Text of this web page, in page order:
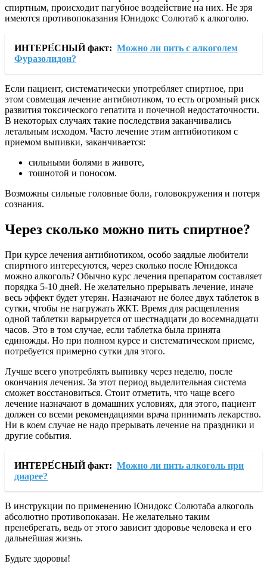
спиртным, происходит пагубное воздействие на них. Не зря
имеются противопоказания Юнидокс Солютаб к алкоголю.
ИНТЕРЕ́СНЫЙ факт: Можно ли пить с алкоголем
Фуразолидон?
Если пациент, систематически употребляет спиртное, при
этом совмещая лечение антибиотиком, то есть огромный риск
развития токсического гепатита и почечной недостаточности.
В некоторых случаях такие последствия заканчивались
летальным исходом. Часто лечение этим антибиотиком с
приемом выпивки, заканчивается:
сильными болями в животе,
тошнотой и поносом.
Возможны сильные головные боли, головокружения и потеря
сознания.
Через сколько можно пить спиртное?
При курсе лечения антибиотиком, особо заядлые любители
спиртного интересуются, через сколько после Юнидокса
можно алкоголь? Обычно курс лечения препаратом составляет
порядка 5-10 дней. Не желательно прерывать лечение, иначе
весь эффект будет утерян. Назначают не более двух таблеток в
сутки, чтобы не нагружать ЖКТ. Время для расщепления
одной таблетки варьируется от шестнадцати до восемнадцати
часов. Это в том случае, если таблетка была принята
единожды. Но при полном курсе и систематическом приеме,
потребуется примерно сутки для этого.
Лучше всего употреблять выпивку через неделю, после
окончания лечения. За этот период выделительная система
сможет восстановиться. Стоит отметить, что чаще всего
лечение назначают в домашних условиях, для этого, пациент
должен со всеми рекомендациями врача принимать лекарство.
Ни в коем случае не надо прерывать лечение на праздники и
другие события.
ИНТЕРЕ́СНЫЙ факт: Можно ли пить алкоголь при
диарее?
В инструкции по применению Юнидокс Солютаба алкоголь
абсолютно противопоказан. Не желательно таким
пренебрегать, ведь от этого зависит здоровье человека и его
дальнейшая жизнь.
Будьте здоровы!